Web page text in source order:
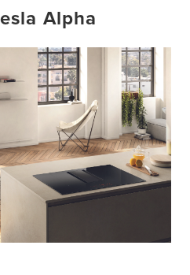
Alpha